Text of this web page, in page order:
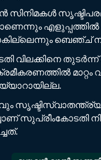
സിനിമകൾ
എളുപ്പത്തിൽ
ബെഞ്ച്
വിലക്കിനെ
സുപ്രീംകോടതി